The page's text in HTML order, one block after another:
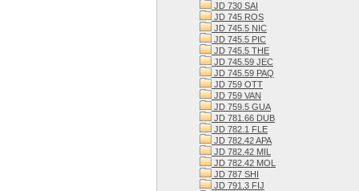
JD 730 SAI
JD 745 ROS
JD 745.5 NIC
JD 745.5 PIC
JD 745.5 THE
JD 745.59 JEC
JD 745.59 PAQ
JD 759 OTT
JD 759 VAN
JD 759.5 GUA
JD 781.66 DUB
JD 782.1 FLE
JD 782.42 APA
JD 782.42 MIL
JD 782.42 MOL
JD 787 SHI
JD 791.3 FIJ